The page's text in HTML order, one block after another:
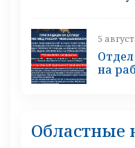
5
на
Областные